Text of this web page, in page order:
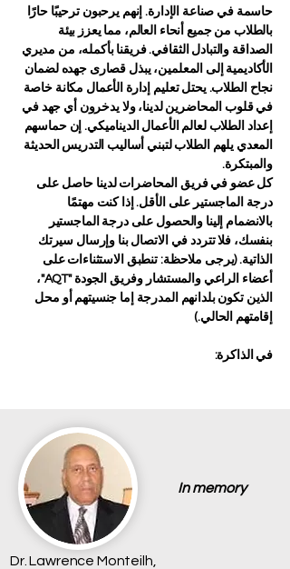
حاسمة في صناعة الإدارة. إنهم يرحبون ترحيبًا حارًا
بالطلاب من جميع أنحاء العالم، مما يعزز بيئة
الصداقة والتبادل الثقافي. فريقنا بأكمله، من مديري
الأكاديمية إلى المعلمين، يبذل قصارى جهده لضمان
نجاح الطلاب. يحتل تعليم إدارة الأعمال مكانة خاصة
في قلوب المحاضرين لدينا، ولا يدخرون أي جهد في
إعداد الطلاب لعالم الأعمال الديناميكي. إن حماسهم
المعدي يلهم الطلاب لتبني أساليب التدريس الحديثة
والمبتكرة.
كل عضو في فريق المحاضرات لدينا حاصل على
درجة الماجستير على الأقل. إذا كنت مهتمًا
بالانضمام إلينا والحصول على درجة الماجستير
بنفسك، فلا تتردد في الاتصال بنا وإرسال سيرتك
الذاتية. (يرجى ملاحظة: تنطبق الاستثناءات على
أعضاء الراعي والمستشار وفريق الجودة "AQT"،
الذين تكون بلدانهم المدرجة إما جنسيتهم أو محل
إقامتهم الحالي.)
في الذاكرة:
In memory
Dr. Lawrence Monteilh,